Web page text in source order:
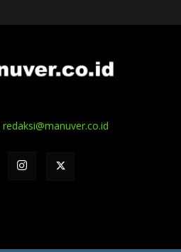
redaksi@manuver.co.id